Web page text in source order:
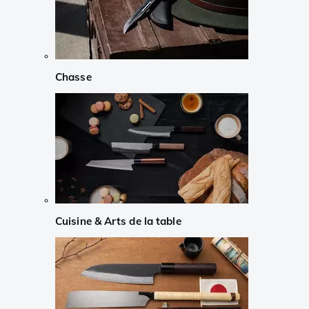
Chasse
Cuisine & Arts de la table